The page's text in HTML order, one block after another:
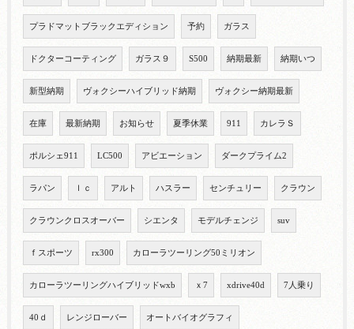
プラドマットブラックエディション 予約 ガラス
ドクターコーティング ガラス９ S500 納期最新 納期いつ
新型納期 ヴォクシーハイブリッド納期 ヴォクシー納期最新
在庫 最新納期 お知らせ 夏季休業 911 カレラＳ
ポルシェ911 LC500 アビエーション ダークプライム2
ラパン ｌｃ アルト ハスラー センチュリー クラウン
クラウンクロスオーバー シエンタ モデルチェンジ suv
ｆスポーツ rx300 カローラツーリング50ミリオン
カローラツーリングハイブリッドwxb ｘ7 xdrive40d 7人乗り
40ｄ レンジローバー オートバイオグラフィ